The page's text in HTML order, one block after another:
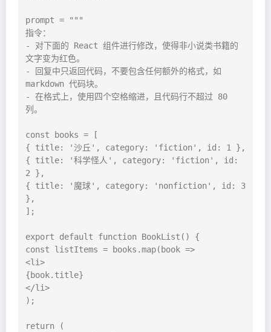
prompt = """
指令：
- 对下面的 React 组件进行修改，使得非小说类书籍的
文字变为红色。
- 回复中只返回代码，不要包含任何额外的格式，如
markdown 代码块。
- 在格式上，使用四个空格缩进，且代码行不超过 80
列。
const books = [
{ title: '沙丘', category: 'fiction', id: 1 },
{ title: '科学怪人', category: 'fiction', id:
2 },
{ title: '魔球', category: 'nonfiction', id: 3
},
];
export default function BookList() {
const listItems = books.map(book =>
<li>
{book.title}
</li>
);
return (